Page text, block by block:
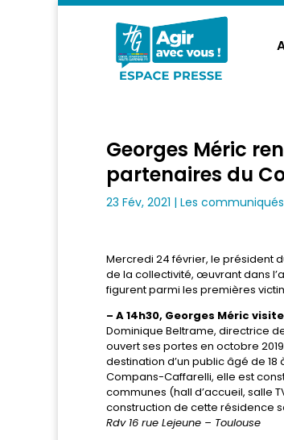
Georges Méric
partenaires du
23 Fév, 2021 | Les communiqués
Mercredi 24 février, le président
de la collectivité, œuvrant dans
figurent parmi les premières
– A 14h30, Georges Méric
Dominique Beltrame, directrice
ouvert ses portes en octobre
destination d’un public âgé de
Compans-Caffarelli, elle est
communes (hall d’accueil, salle
construction de cette résidence
Rdv 16 rue Lejeune – Toulouse